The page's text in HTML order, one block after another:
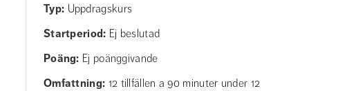
Typ Uppdragskurs
Startperiod Ej beslutad
Poäng Ej poänggivande
Omfattning 12 tillfällen a 90 minuter under 12